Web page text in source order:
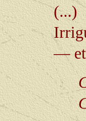
(...)
— et
Ce